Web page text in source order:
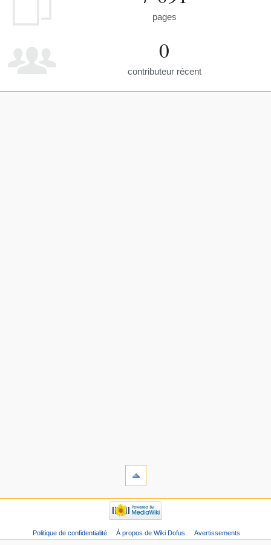
pages
0
contributeur récent
Politique de confidentialité À propos de Wiki Dofus Avertissements